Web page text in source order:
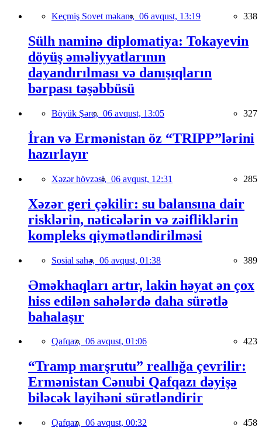
Keçmiş Sovet məkanı, 06 avqust, 13:19 338
Sülh naminə diplomatiya: Tokayevin
döyüş əməliyyatlarının
dayandırılması və danışıqların
bərpası təşəbbüsü
Böyük Şərq, 06 avqust, 13:05 327
İran və Ermənistan öz “TRIPP”lərini
hazırlayır
Xəzər hövzəsi, 06 avqust, 12:31 285
Xəzər geri çəkilir: su balansına dair
risklərin, nəticələrin və zəifliklərin
kompleks qiymətləndirilməsi
Sosial sahə, 06 avqust, 01:38 389
Əməkhaqları artır, lakin həyat ən çox
hiss edilən sahələrdə daha sürətlə
bahalaşır
Qafqaz, 06 avqust, 01:06 423
“Tramp marşrutu” reallığa çevrilir:
Ermənistan Cənubi Qafqazı dəyişə
biləcək layihəni sürətləndirir
Qafqaz, 06 avqust, 00:32 458